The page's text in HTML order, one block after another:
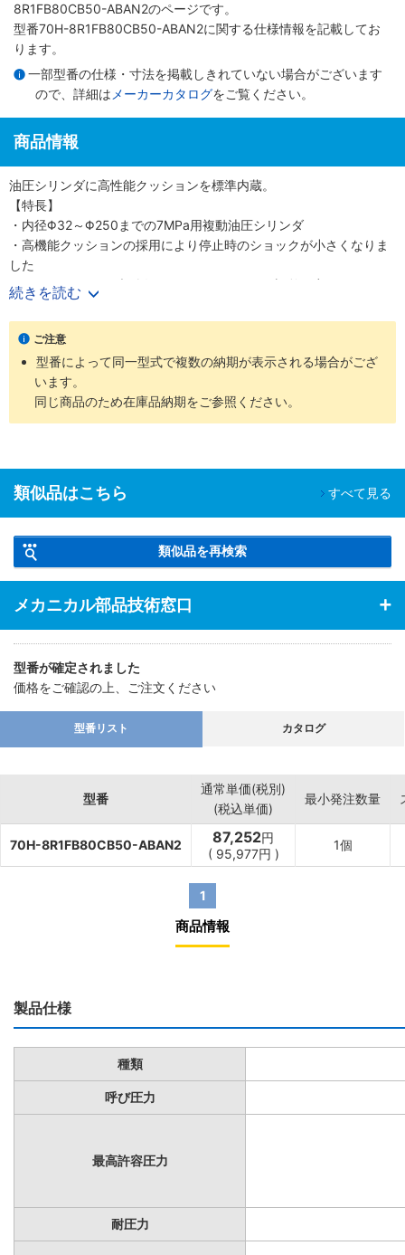
8R1FB80CB50-ABAN2のページです。
型番70H-8R1FB80CB50-ABAN2に関する仕様情報を記載してお
ります。
一部型番の仕様・寸法を掲載しきれていない場合がございます
ので、詳細は メーカーカタログをご覧ください。
商品情報
油圧シリンダに高性能クッションを標準内蔵。
【特長】
・内径Φ32～Φ250までの7MPa用複動油圧シリンダ
・高機能クッションの採用により停止時のショックが小さくなりま
した
・クッションバルブの採用により、クッション調整が容易になりま
した
・クッションバルブは、安全対策として、抜け止め機構、およびゆ
るみ止め用ロックナットを採用しました
・バリエーション豊富かつ保全性を良くした、小形スイッチを標準
化しました
続きを読む
ご注意
型番によって同一型式で複数の納期が表示される場合がござ
います。
同じ商品のため在庫品納期をご参照ください。
類似品はこちら すべて見る
類似品を再検索
メカニカル部品技術窓口
型番が確定されました
価格をご確認の上、ご注文ください
型番リスト カタログ
型番
通常単価(税別)
(税込単価)
最小発注数量
70H-8R1FB80CB50-ABAN2 87,252円
( 95,977円 )
1個
1
商品情報
製品仕様
種類
呼び圧力
最高許容圧力
耐圧力